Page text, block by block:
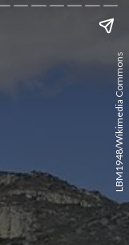
LBM1948/Wikimedia Commons